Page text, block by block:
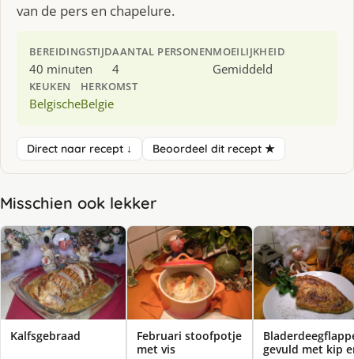
van de pers en chapelure.
BEREIDINGSTIJD
40 minuten
AANTAL PERSONEN
4
MOEILIJKHEID
Gemiddeld
KEUKEN
Belgische
HERKOMST
Belgie
Direct naar recept ↓ Beoordeel dit recept ★
Misschien ook lekker
Kalfsgebraad
Februari stoofpotje
met vis
gevuld met kip